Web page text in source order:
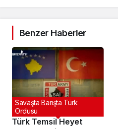
Benzer Haberler
Türk Temsil Heyet
Savaşta Barışta Türk
Ordusu